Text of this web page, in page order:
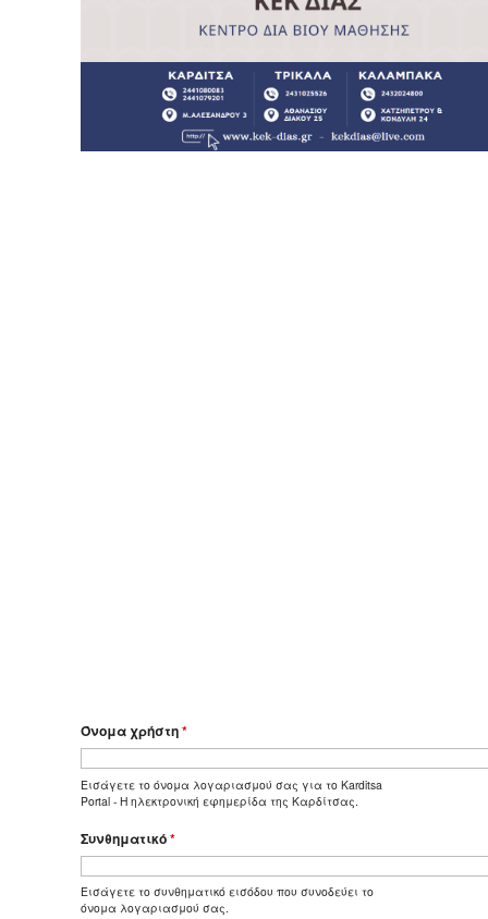
Όνομα χρήστη*
Εισάγετε το όνομα λογαριασμού σας για το Karditsa
Portal - Η ηλεκτρονική εφημερίδα της Καρδίτσας.
Συνθηματικό*
Εισάγετε το συνθηματικό εισόδου που συνοδεύει το
όνομα λογαριασμού σας.